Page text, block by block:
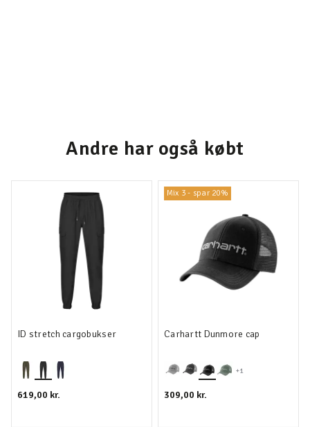
Andre har også købt
ID stretch cargobukser
619,00 kr.
Mix 3 - spar 20%
+1
Carhartt Dunmore cap
309,00 kr.